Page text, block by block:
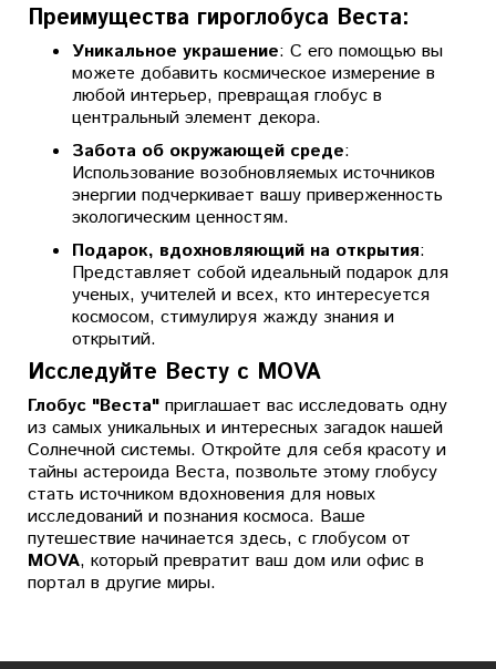
Преимущества гироглобуса Веста:
Уникальное украшение: С его помощью вы
можете добавить космическое измерение в
любой интерьер, превращая глобус в
центральный элемент декора.
Забота об окружающей среде:
Использование возобновляемых источников
энергии подчеркивает вашу приверженность
экологическим ценностям.
Подарок, вдохновляющий на открытия:
Представляет собой идеальный подарок для
ученых, учителей и всех, кто интересуется
космосом, стимулируя жажду знания и
открытий.
Исследуйте Весту с MOVA
Глобус "Веста" приглашает вас исследовать одну
из самых уникальных и интересных загадок нашей
Солнечной системы. Откройте для себя красоту и
тайны астероида Веста, позвольте этому глобусу
стать источником вдохновения для новых
исследований и познания космоса. Ваше
путешествие начинается здесь, с глобусом от
MOVA, который превратит ваш дом или офис в
портал в другие миры.